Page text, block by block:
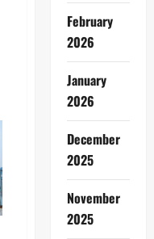
February
2026
January
2026
December
2025
November
2025